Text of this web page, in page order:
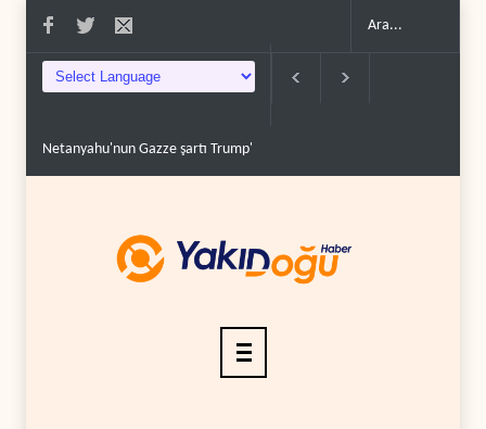
Netanyahu'nun Gazze şartı Trump'ın yol haritasını tıka..